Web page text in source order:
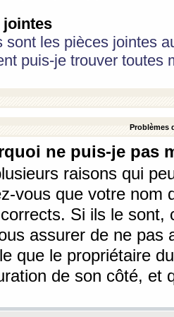
jointes
sont les pièces jointes
puis-je trouver toutes
Problèmes
ne puis-je pas
raisons qui
vous que votre nom
Si ils le sont,
assurer de ne pas
que le propriétaire
de son côté, et